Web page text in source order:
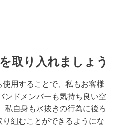
取り入れましょう
用することで、私もお客様
ンドメンバーも気持ち良い空
私自身も水抜きの行為に後ろ
組むことができるようにな